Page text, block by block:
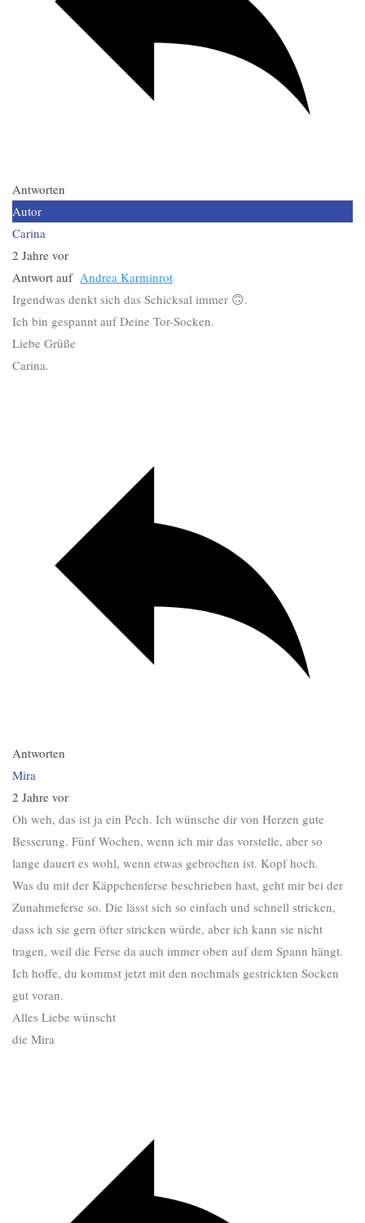
Antworten
Autor
Carina
2 Jahre vor
Antwort auf Andrea Karminrot
Irgendwas denkt sich das Schicksal immer 🙃.
Ich bin gespannt auf Deine Tor-Socken.
Liebe Grüße
Carina.
Antworten
Mira
2 Jahre vor
Oh weh, das ist ja ein Pech. Ich wünsche dir von Herzen gute
Besserung. Fünf Wochen, wenn ich mir das vorstelle, aber so
lange dauert es wohl, wenn etwas gebrochen ist. Kopf hoch.
Was du mit der Käppchenferse beschrieben hast, geht mir bei der
Zunahmeferse so. Die lässt sich so einfach und schnell stricken,
dass ich sie gern öfter stricken würde, aber ich kann sie nicht
tragen, weil die Ferse da auch immer oben auf dem Spann hängt.
Ich hoffe, du kommst jetzt mit den nochmals gestrickten Socken
gut voran.
Alles Liebe wünscht
die Mira